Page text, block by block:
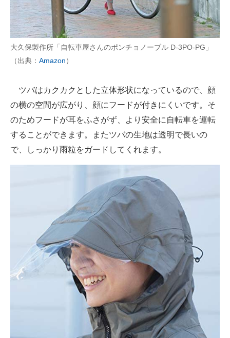
大久保製作所「自転車屋さんのポンチョノーブル D-3PO-PG」
（出典： Amazon）
ツバはカクカクとした立体形状になっているので、顔
の横の空間が広がり、顔にフードが付きにくいです。そ
のためフードが耳をふさがず、より安全に自転車を運転
することができます。またツバの生地は透明で長いの
で、しっかり雨粒をガードしてくれます。